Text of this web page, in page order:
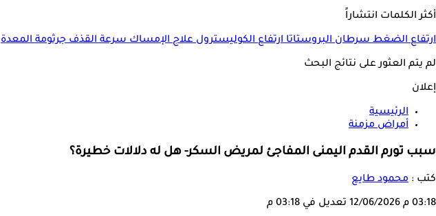
أكثر الكلمات انتشاراً
ارتفاع الضغطسرطان البروستاتاارتفاع الكوليسترولعلاج الإمساكسرعة القذفجرثومة المعدة
لم يتم العثور على نتائج البحث
إعلان
الرئيسية
أمراض مزمنة
سبب تورم القدم اليمنى المفاجئ لمريض السكر- هل له دلالات خطيرة؟
كتب : محمود طايع
03:18 م 12/06/2026 تعديل في 03:18 م